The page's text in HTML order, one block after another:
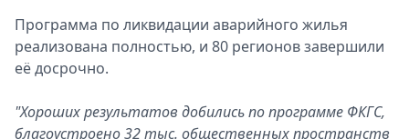
Программа по ликвидации аварийного жилья
реализована полностью, и 80 регионов завершили
её досрочно.
"Хороших результатов добились по программе ФКГС,
благоустроено 32 тыс. общественных пространств